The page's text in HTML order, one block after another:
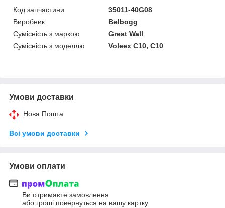
Код запчастини
35011-40G08
Виробник
Belbogg
Сумісність з маркою
Great Wall
Сумісність з моделлю
Voleex C10, C10
Умови доставки
Нова Пошта
Всі умови доставки
Умови оплати
Ви отримаєте замовлення
або гроші повернуться на вашу картку